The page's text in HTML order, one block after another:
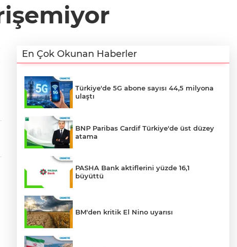
En Çok Okunan Haberler
Türkiye'de 5G abone sayısı 44,5 milyona
ulaştı
BNP Paribas Cardif Türkiye'de üst düzey
atama
PASHA Bank aktiflerini yüzde 16,1
büyüttü
BM'den kritik El Nino uyarısı